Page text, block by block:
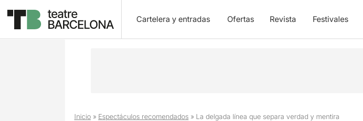
Cartelera y entradas Ofertas Revista Festivales
Inicio» Espectáculos recomendados» La delgada línea que separa verdad y mentira